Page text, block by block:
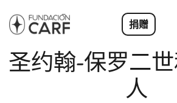
捐赠
圣约翰-保罗二
人